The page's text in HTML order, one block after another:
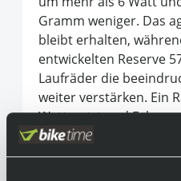
Gramm weniger. Das
bleibt erhalten,
entwickelten Reserve
Laufräder die
weiter verstärken. Ein
Watt nutzt und Fahrer
hinaus – bringt.